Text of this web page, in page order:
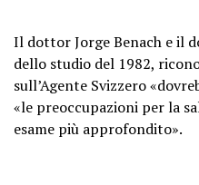
Il dottor Jorge Benach e il
dello studio del 1982,
sull’Agente Svizzero
«le preoccupazioni per la
esame più approfondito».